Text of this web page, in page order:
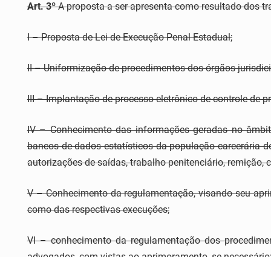
Art. 3ºA proposta a ser apresenta como resultado dos
I – Proposta de Lei de Execução Penal Estadual;
II – Uniformização de procedimentos dos órgãos
III – Implantação de processo eletrônico de controle de
IV – Conhecimento das informações geradas no
bancos de dados estatísticos da população carcerária
autorizações de saídas, trabalho penitenciário, remição,
V – Conhecimento da regulamentação, visando seu
como das respectivas execuções;
VI – conhecimento da regulamentação dos